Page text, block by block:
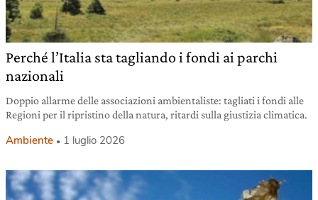
Perché l’Italia sta tagliando i fondi ai parchi
nazionali
Doppio allarme delle associazioni ambientaliste: tagliati i fondi alle
Regioni per il ripristino della natura, ritardi sulla giustizia climatica.
Ambiente 1 luglio 2026